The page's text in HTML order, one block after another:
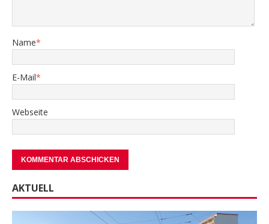
Name*
E-Mail*
Webseite
AKTUELL